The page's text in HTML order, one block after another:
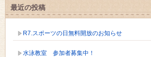
最近の投稿
R7.スポーツの日無料開放のお知らせ
水泳教室 参加者募集中！